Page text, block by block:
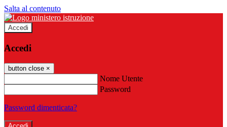
Salta al contenuto
Accedi
Accedi
button close ×
Nome Utente
Password
Password dimenticata?